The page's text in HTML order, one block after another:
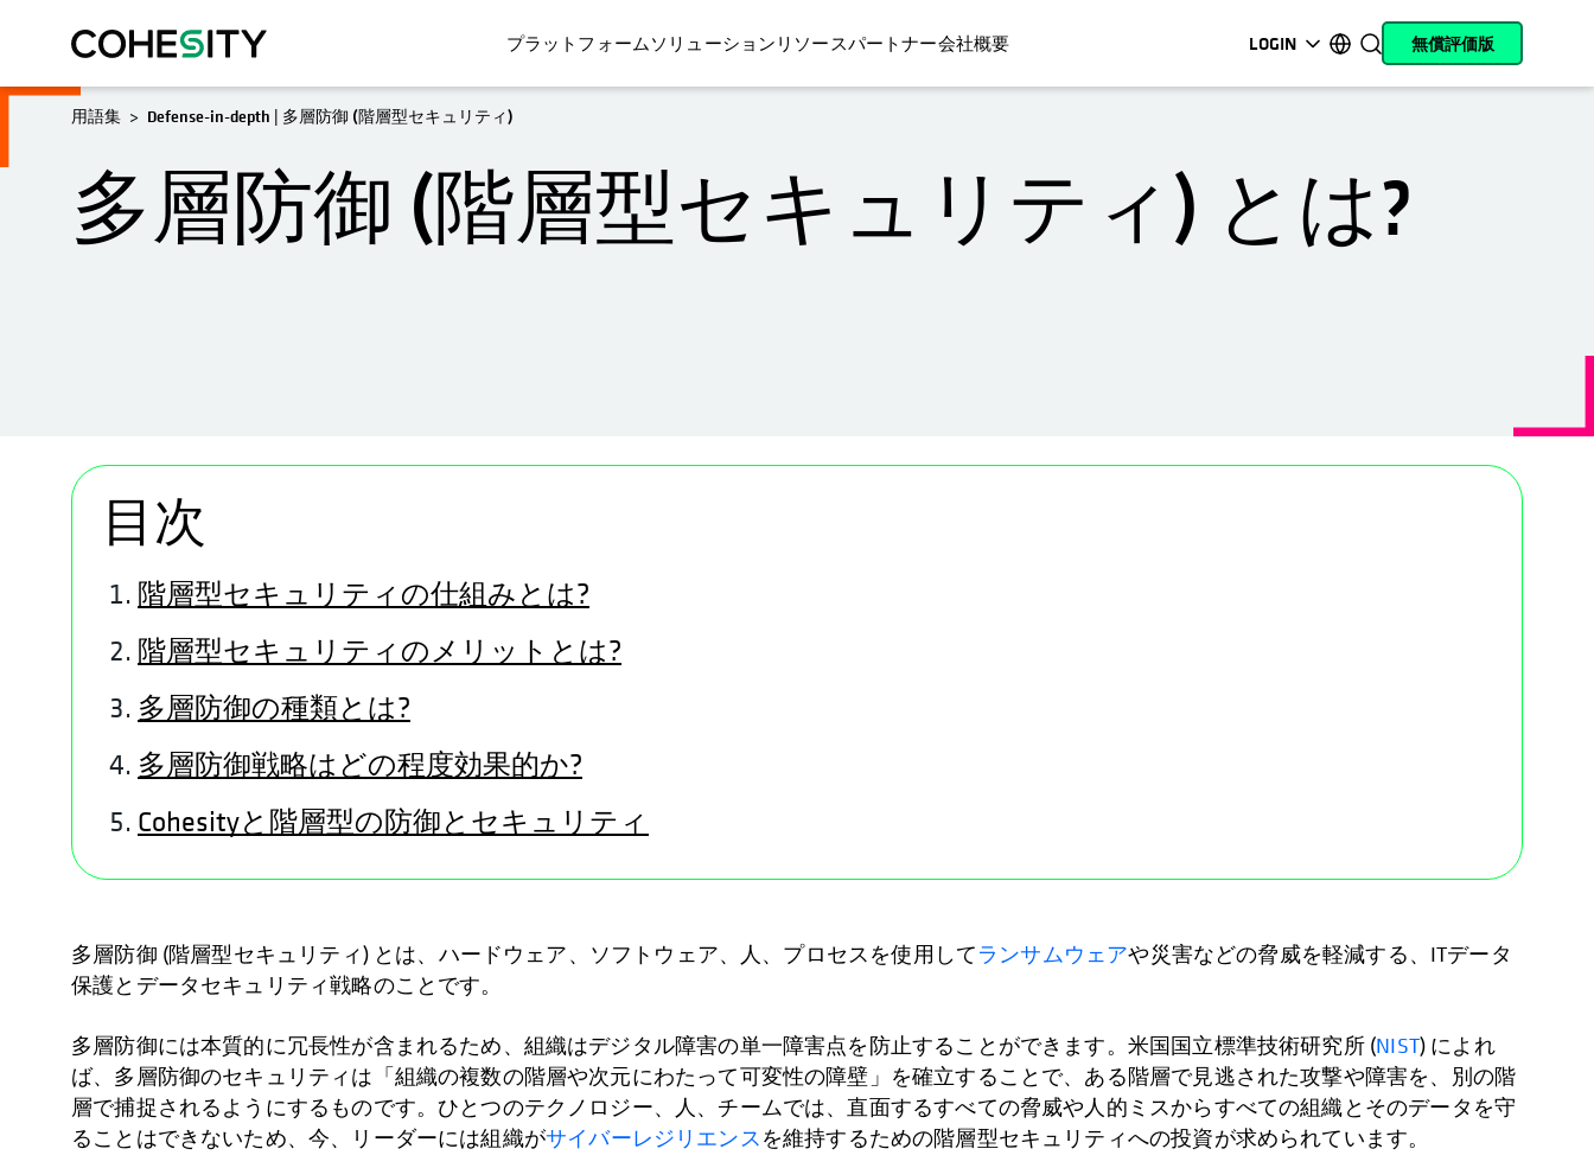
プラットフォームソリューションリソースパートナー会社概要 LOGIN
新しいタブで開く
新しいタブで開く
Alta
新しいタブで開く
サポート
新しいタブで開く
新しいタブで開く
新しいタブで開く
新しいタブで開く
新しいタブで開く
Deutsch (Germany)
Français (France)
無償評価版
用語集 Defense-in-depth | 多層防御 (階層型セキュリティ)
多層防御 (階層型セキュリティ) とは?
目次
階層型セキュリティの仕組みとは?
階層型セキュリティのメリットとは?
多層防御の種類とは?
多層防御戦略はどの程度効果的か?
Cohesityと階層型の防御とセキュリティ
多層防御 (階層型セキュリティ) とは、ハードウェア、ソフトウェア、人、プロセスを使用してランサムウェアや災害などの脅威を軽減する、ITデータ
保護とデータセキュリティ戦略のことです。
多層防御には本質的に冗長性が含まれるため、組織はデジタル障害の単一障害点を防止することができます。米国国立標準技術研究所 (NIST
新しいタブで開く
) によれ
ば、多層防御のセキュリティは「組織の複数の階層や次元にわたって可変性の障壁」を確立することで、ある階層で見逃された攻撃や障害を、別の階
層で捕捉されるようにするものです。ひとつのテクノロジー、人、チームでは、直面するすべての脅威や人的ミスからすべての組織とそのデータを守
ることはできないため、今、リーダーには組織がサイバーレジリエンスを維持するための階層型セキュリティへの投資が求められています。